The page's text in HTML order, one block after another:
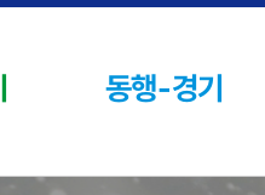
동행-경기